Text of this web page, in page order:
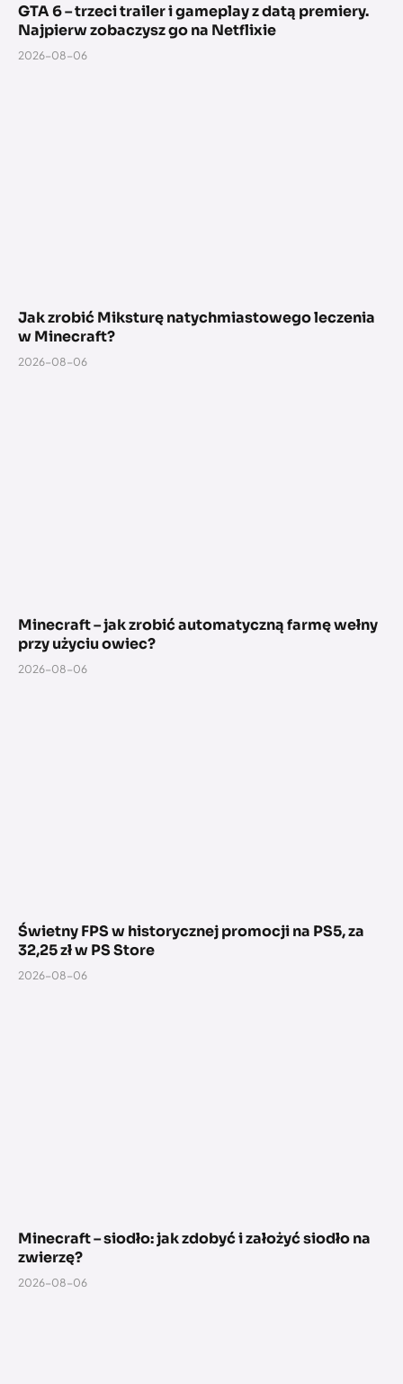
GTA 6 – trzeci trailer i gameplay z datą premiery.
Najpierw zobaczysz go na Netflixie
2026-08-06
Jak zrobić Miksturę natychmiastowego leczenia
w Minecraft?
2026-08-06
Minecraft – jak zrobić automatyczną farmę wełny
przy użyciu owiec?
2026-08-06
Świetny FPS w historycznej promocji na PS5, za
32,25 zł w PS Store
2026-08-06
Minecraft – siodło: jak zdobyć i założyć siodło na
zwierzę?
2026-08-06